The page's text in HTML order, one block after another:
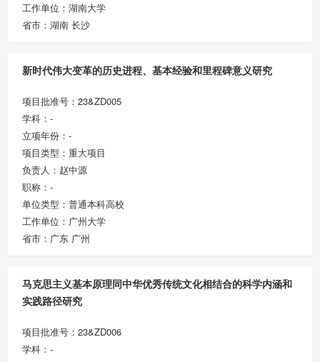
工作单位：湖南大学
省市：湖南 长沙
新时代伟大变革的历史进程、基本经验和里程碑意义研究
项目批准号：23&ZD005
学科：-
立项年份：-
项目类型：重大项目
负责人：赵中源
职称：-
单位类型：普通本科高校
工作单位：广州大学
省市：广东 广州
马克思主义基本原理同中华优秀传统文化相结合的科学内涵和
实践路径研究
项目批准号：23&ZD006
学科：-